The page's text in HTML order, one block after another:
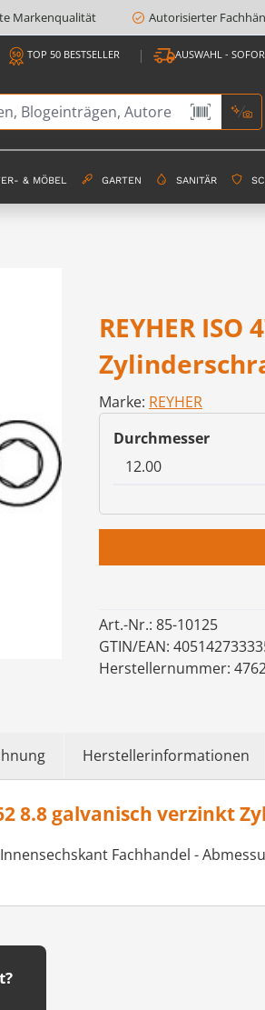
Markenqualität Autorisierter
TOP 50 BESTSELLER AUSWAHL -
& MÖBEL GARTEN SANITÄR
REYHER
Marke: REYHER
Durchmesser
Art.-Nr.: 85-10125
GTIN/EAN:
Herstellernummer:
Herstellerinformationen
8.8 galvanisch verzinkt
Fachhandel -